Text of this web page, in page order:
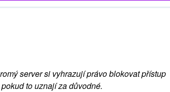
server si vyhrazují právo blokovat přístup
to uznají za důvodné.